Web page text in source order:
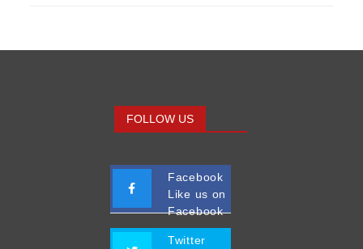
FOLLOW US
Facebook
Like us on
Facebook
Twitter